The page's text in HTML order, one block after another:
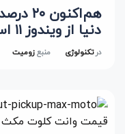
دنیا از ویندوز ۱۱ استفاده می‌کنند
درتکنولوژی منبعزومیت